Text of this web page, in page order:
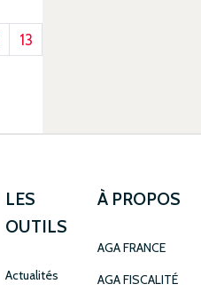
13
LES
OUTILS
Actualités
À PROPOS
AGA FRANCE
AGA FISCALITÉ